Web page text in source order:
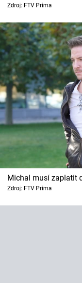
Sledujte prima+
Filmový
Pořady
Mámy sobě
Přihlášení
Sledujte nás
Zdroj: FTV Prima
Michal musí zaplatit
Zdroj: FTV Prima